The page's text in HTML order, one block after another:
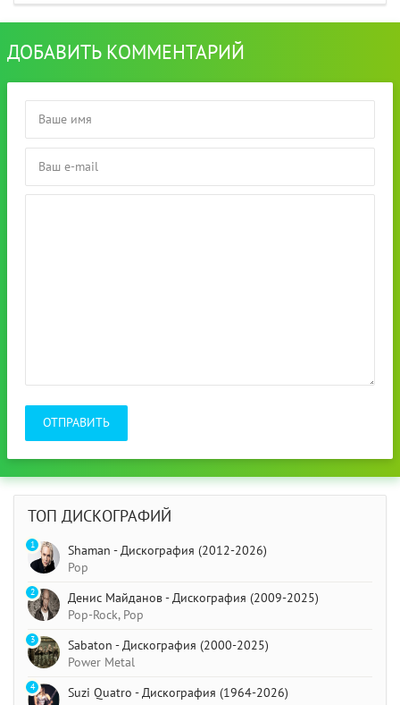
ДОБАВИТЬ КОММЕНТАРИЙ
ОТПРАВИТЬ
ТОП ДИСКОГРАФИЙ
Shaman - Дискография (2012-2026)
Pop
1
Денис Майданов - Дискография (2009-2025)
Pop-Rock, Pop
2
Sabaton - Дискография (2000-2025)
Power Metal
3
Suzi Quatro - Дискография (1964-2026)
4